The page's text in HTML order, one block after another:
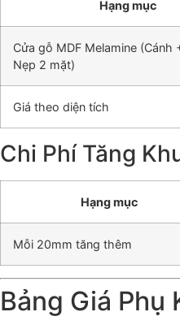
Hạng mục
Cửa gỗ MDF Melamine (Cánh
Nẹp 2 mặt)
Giá theo diện tích
Chi Phí Tăng
Hạng mục
Mỗi 20mm tăng thêm
Bảng Giá Phụ